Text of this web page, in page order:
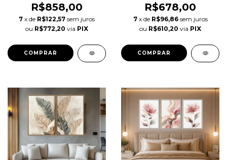
R$858,00
7 x de R$122,57 sem juros
ou R$772,20 via PIX
COMPRAR
R$678,00
7 x de R$96,86 sem juros
ou R$610,20 via PIX
COMPRAR